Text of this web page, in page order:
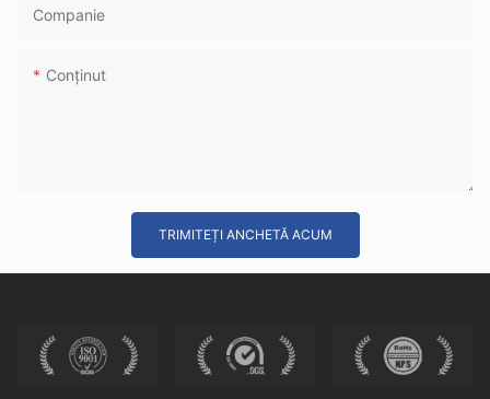
Companie
Conţinut
TRIMITEȚI ANCHETĂ ACUM